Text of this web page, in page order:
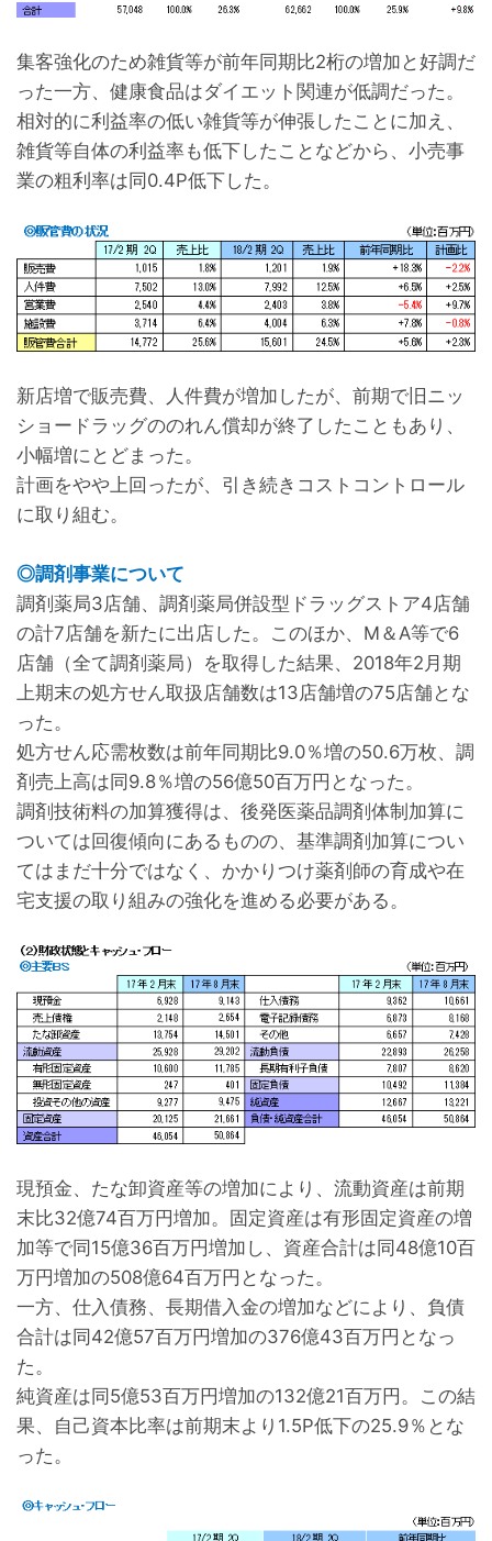
集客強化のため雑貨等が前年同期比2桁の増加と好調だ
った一方、健康食品はダイエット関連が低調だった。
相対的に利益率の低い雑貨等が伸張したことに加え、
雑貨等自体の利益率も低下したことなどから、小売事
業の粗利率は同0.4P低下した。
新店増で販売費、人件費が増加したが、前期で旧ニッ
ショードラッグののれん償却が終了したこともあり、
小幅増にとどまった。
計画をやや上回ったが、引き続きコストコントロール
に取り組む。
◎調剤事業について
調剤薬局3店舗、調剤薬局併設型ドラッグストア4店舗
の計7店舗を新たに出店した。このほか、M＆A等で6
店舗（全て調剤薬局）を取得した結果、2018年2月期
上期末の処方せん取扱店舗数は13店舗増の75店舗とな
った。
処方せん応需枚数は前年同期比9.0％増の50.6万枚、調
剤売上高は同9.8％増の56億50百万円となった。
調剤技術料の加算獲得は、後発医薬品調剤体制加算に
ついては回復傾向にあるものの、基準調剤加算につい
てはまだ十分ではなく、かかりつけ薬剤師の育成や在
宅支援の取り組みの強化を進める必要がある。
現預金、たな卸資産等の増加により、流動資産は前期
末比32億74百万円増加。固定資産は有形固定資産の増
加等で同15億36百万円増加し、資産合計は同48億10百
万円増加の508億64百万円となった。
一方、仕入債務、長期借入金の増加などにより、負債
合計は同42億57百万円増加の376億43百万円となっ
た。
純資産は同5億53百万円増加の132億21百万円。この結
果、自己資本比率は前期末より1.5P低下の25.9％とな
った。